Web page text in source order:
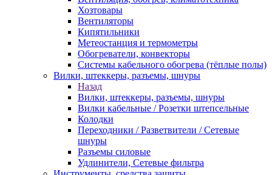
Хозтовары
Вентиляторы
Кипятильники
Метеостанция и термометры
Обогреватели, конвекторы
Системы кабельного обогрева (тёплые полы)
Вилки, штеккеры, разъемы, шнуры
Назад
Вилки, штеккеры, разъемы, шнуры
Вилки кабельные / Розетки штепсельные
Колодки
Переходники / Разветвители / Сетевые
шнуры
Разъемы силовые
Удлинители, Сетевые фильтра